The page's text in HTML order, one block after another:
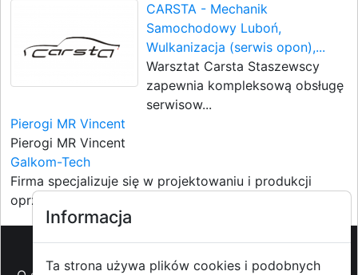
CARSTA - Mechanik
Samochodowy Luboń,
Wulkanizacja (serwis opon),...
Warsztat Carsta Staszewscy
zapewnia kompleksową obsługę
serwisow...
Pierogi MR Vincent
Pierogi MR Vincent
Galkom-Tech
Firma specjalizuje się w projektowaniu i produkcji
oprzyrządowan...
Informacja
Ta strona używa plików cookies i podobnych